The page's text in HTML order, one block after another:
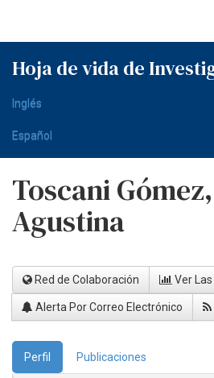
Hoja de vida de
Inglés
Español
Toscani
Agustina
Red de Colaboración Ver
Alerta Por Correo Electrónico
Perfil Publicaciones